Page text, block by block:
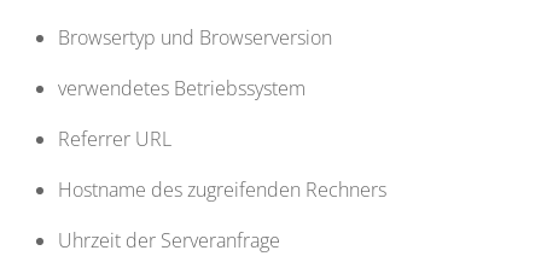
Browsertyp und Browserversion
verwendetes Betriebssystem
Referrer URL
Hostname des zugreifenden Rechners
Uhrzeit der Serveranfrage